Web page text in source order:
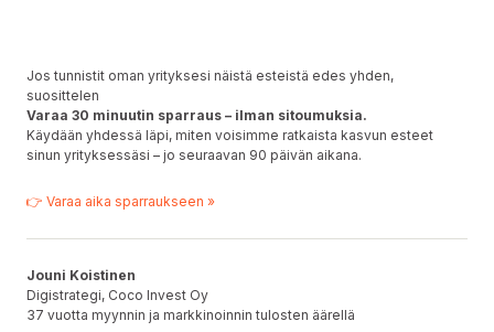
Jos tunnistit oman yrityksesi näistä esteistä edes yhden,
suosittelen
Varaa 30 minuutin sparraus – ilman sitoumuksia.
Käydään yhdessä läpi, miten voisimme ratkaista kasvun esteet
sinun yrityksessäsi – jo seuraavan 90 päivän aikana.
👉 Varaa aika sparraukseen »
Jouni Koistinen
Digistrategi, Coco Invest Oy
37 vuotta myynnin ja markkinoinnin tulosten äärellä